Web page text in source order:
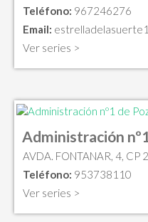
Teléfono: 967246276
Email:
Ver series >
Administración
AVDA. FONTANAR, 4, CP
Teléfono: 953738110
Ver series >